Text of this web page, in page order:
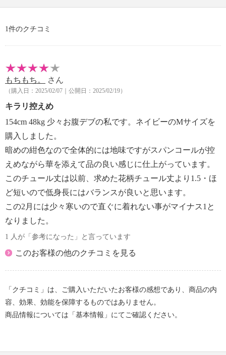
・アイロン仕上げ：可（低温）
・ウエットクリーニング：可
【メンテナンス（ケアラベル）】
・毛玉が生じるおそれあり
・過度な力をかけない
【個体差あり】
・個体差あり
【原産国（地）】
・韓国製
1件のクチコミ
もちもち。 さん
（購入日：2025/02/07｜公開日：2025/02/19）
キラリ控えめ
154cm 48kg 少々お腹デブの私です。ネイビーのMサイズを
購入しました。
暗めの紺色なので全体的には地味ですがスパンコールが控
えめながら華を添えて品の良い感じに仕上がっています。
このチュール丈は以前、求めた花柄チュール丈より1.5・ほ
ど短いので低身長にはバランスが良いと思います。
この2月には少々寒いので直ぐに着れない事がマイナス1と
なりました。
1 人が「参考になった」と言っています
このお客様の他のクチコミを見る
「クチコミ」は、ご購入いただいたお客様の感想であり、商品の内
容、効果、効能を保障するものではありません。
商品情報については「基本情報」にてご確認ください。